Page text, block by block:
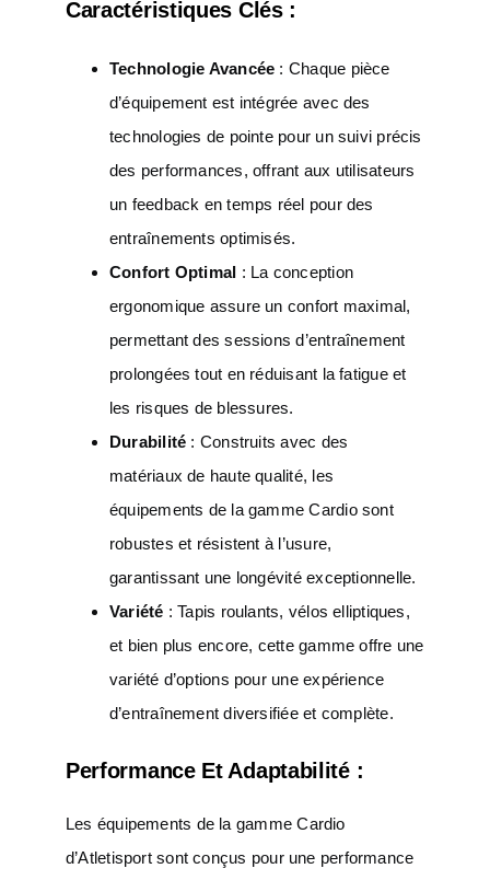
Caractéristiques Clés :
Technologie Avancée : Chaque pièce
d’équipement est intégrée avec des
technologies de pointe pour un suivi précis
des performances, offrant aux utilisateurs
un feedback en temps réel pour des
entraînements optimisés.
Confort Optimal : La conception
ergonomique assure un confort maximal,
permettant des sessions d’entraînement
prolongées tout en réduisant la fatigue et
les risques de blessures.
Durabilité : Construits avec des
matériaux de haute qualité, les
équipements de la gamme Cardio sont
robustes et résistent à l’usure,
garantissant une longévité exceptionnelle.
Variété : Tapis roulants, vélos elliptiques,
et bien plus encore, cette gamme offre une
variété d’options pour une expérience
d’entraînement diversifiée et complète.
Performance Et Adaptabilité :
Les équipements de la gamme Cardio
d’Atletisport sont conçus pour une performance